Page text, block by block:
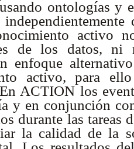
ontologías y
activo
de los datos, ni
enfoque
activo, para
ACTION los
y en conjunción
durante las tareas
la calidad de la